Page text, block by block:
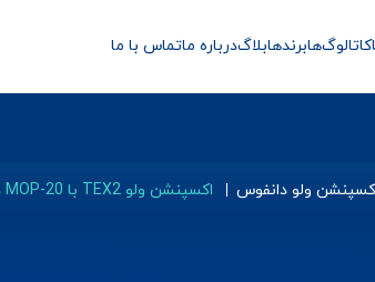
کاتالوگ‌هابرندهابلاگدرباره ماتماس با ما
ولو دانفوس اکسپنشن ولو TEX2 با MOP-20 دانفوس